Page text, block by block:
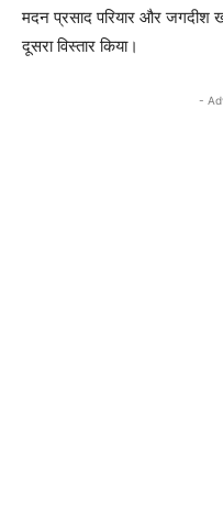
मदन प्रसाद परियार और जगदीश
दूसरा विस्तार किया।
-